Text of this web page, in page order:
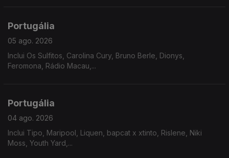
Portugália
05 ago. 2026
Inclui Os Sulfitos, Carolina Cury, Bruno Berle, Dionys,
Feromona, Rádio Macau,...
Portugália
04 ago. 2026
Inclui Tipo, Maripool, Liquen, bapcat x xtinto, Rislene, Niki
Moss, Youth Yard,...